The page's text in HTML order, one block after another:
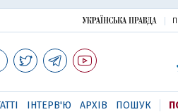
ІНТЕРВ'Ю АРХІВ ПОШУК